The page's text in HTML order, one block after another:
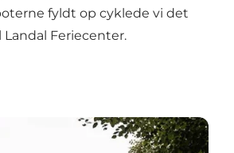
fyldt op cyklede vi det
Feriecenter.